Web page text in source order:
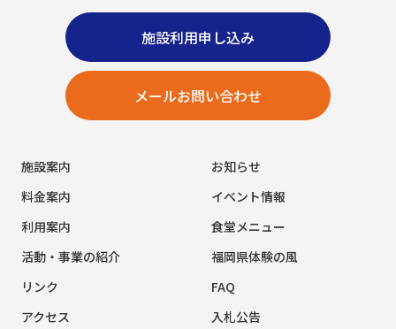
施設利用申し込み
メールお問い合わせ
施設案内
料金案内
利用案内
活動・事業の紹介
リンク
アクセス
お知らせ
イベント情報
食堂メニュー
福岡県体験の風
FAQ
入札公告